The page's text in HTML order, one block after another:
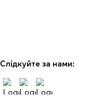
Cлідкуйте за нами: